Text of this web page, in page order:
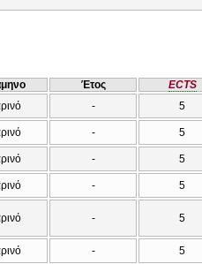
Έτος
ECTS
- 5
- 5
- 5
- 5
- 5
- 5